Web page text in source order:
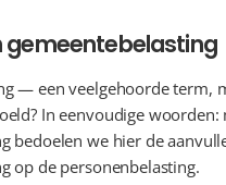
gemeentebelasting
— een veelgehoorde term,
In eenvoudige woorden:
bedoelen we hier de
op de personenbelasting.